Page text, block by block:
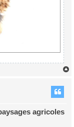
agricoles